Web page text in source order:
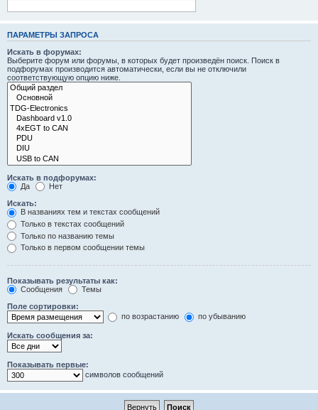
ПАРАМЕТРЫ ЗАПРОСА
Искать в форумах:
Выберите форум или форумы, в которых будет произведён поиск. Поиск в
подфорумах производится автоматически, если вы не отключили
соответствующую опцию ниже.
Искать в подфорумах:
Да
Нет
Искать:
В названиях тем и текстах сообщений
Только в текстах сообщений
Только по названию темы
Только в первом сообщении темы
Показывать результаты как:
Сообщения
Темы
Поле сортировки:
по возрастанию
по убыванию
Искать сообщения за:
Показывать первые:
символов сообщений